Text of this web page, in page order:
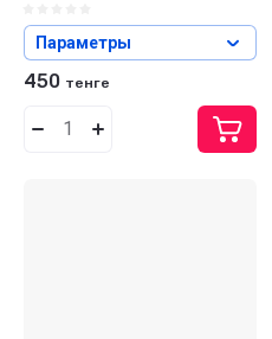
Параметры
450 тенге